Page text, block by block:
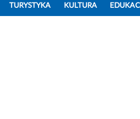
TURYSTYKA KULTURA